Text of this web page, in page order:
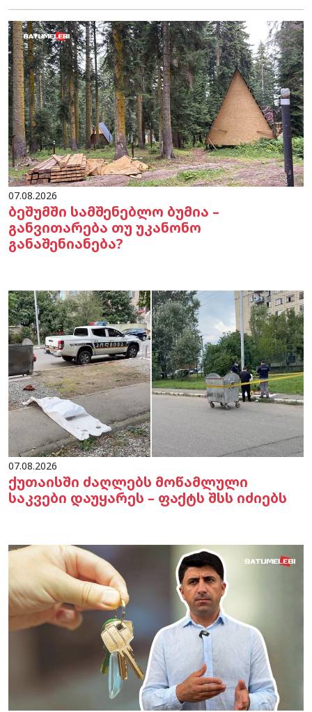
07.08.2026
ბეშუმში სამშენებლო ბუმია –
განვითარება თუ უკანონო
განაშენიანება?
07.08.2026
ქუთაისში ძაღლებს მოწამლული
საკვები დაუყარეს – ფაქტს შსს იძიებს